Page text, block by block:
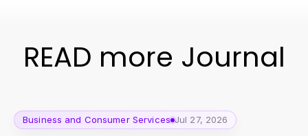
READ more Journal
Business and Consumer Services Jul 27, 2026